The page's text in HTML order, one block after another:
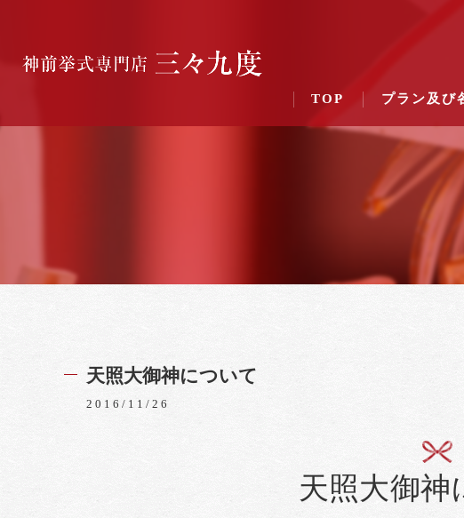
TOP プラン及び
天照大御神について
2016/11/26
天照大御神